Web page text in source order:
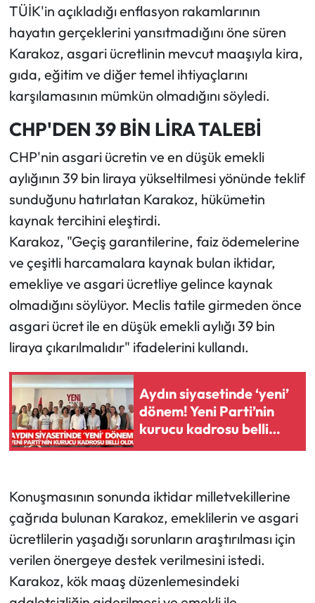
TÜİK'in açıkladığı enflasyon rakamlarının
hayatın gerçeklerini yansıtmadığını öne süren
Karakoz, asgari ücretlinin mevcut maaşıyla kira,
gıda, eğitim ve diğer temel ihtiyaçlarını
karşılamasının mümkün olmadığını söyledi.
CHP'DEN 39 BİN LİRA TALEBİ
CHP'nin asgari ücretin ve en düşük emekli
aylığının 39 bin liraya yükseltilmesi yönünde teklif
sunduğunu hatırlatan Karakoz, hükümetin
kaynak tercihini eleştirdi.
Karakoz, "Geçiş garantilerine, faiz ödemelerine
ve çeşitli harcamalara kaynak bulan iktidar,
emekliye ve asgari ücretliye gelince kaynak
olmadığını söylüyor. Meclis tatile girmeden önce
asgari ücret ile en düşük emekli aylığı 39 bin
liraya çıkarılmalıdır" ifadelerini kullandı.
Aydın siyasetinde ‘yeni’
dönem! Yeni Parti’nin
kurucu kadrosu belli
oldu
Konuşmasının sonunda iktidar milletvekillerine
çağrıda bulunan Karakoz, emeklilerin ve asgari
ücretlilerin yaşadığı sorunların araştırılması için
verilen önergeye destek verilmesini istedi.
Karakoz, kök maaş düzenlemesindeki